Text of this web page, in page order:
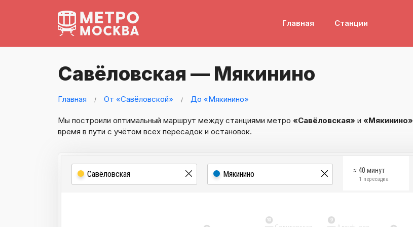
Главная Станции
Савёловская — Мякинино
Главная От «Савёловской» До «Мякинино»
Мы построили оптимальный маршрут между станциями метро «Савёловская» и «Мякинино»
время в пути с учётом всех пересадок и остановок.
≈ 40 минут
1 пересадка
9
10